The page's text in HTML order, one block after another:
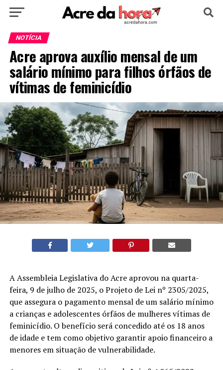
HOME
EDUCAÇÃO NOTÍCIA MUNDO
NOTÍCIA
Acre aprova auxílio mensal de um
salário mínimo para filhos órfãos de
vítimas de feminicídio
A Assembleia Legislativa do Acre aprovou na quarta-
feira, 9 de julho de 2025, o Projeto de Lei nº 2305/2025,
que assegura o pagamento mensal de um salário mínimo
a crianças e adolescentes órfãos de mulheres vítimas de
feminicídio. O benefício será concedido até os 18 anos
de idade e tem como objetivo garantir apoio financeiro a
menores em situação de vulnerabilidade.